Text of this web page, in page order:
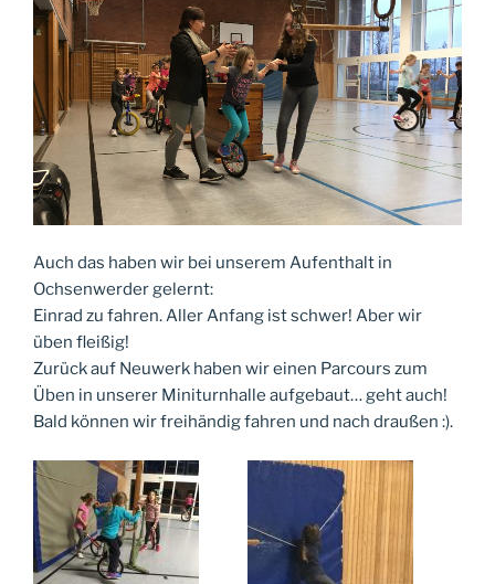
Auch das haben wir bei unserem Aufenthalt in
Ochsenwerder gelernt:
Einrad zu fahren. Aller Anfang ist schwer! Aber wir
üben fleißig!
Zurück auf Neuwerk haben wir einen Parcours zum
Üben in unserer Miniturnhalle aufgebaut… geht auch!
Bald können wir freihändig fahren und nach draußen :).